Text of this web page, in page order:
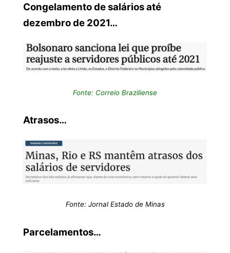
Congelamento de salários até
dezembro de 2021…
Fonte: Correio Braziliense
Atrasos…
Fonte: Jornal Estado de Minas
Parcelamentos…